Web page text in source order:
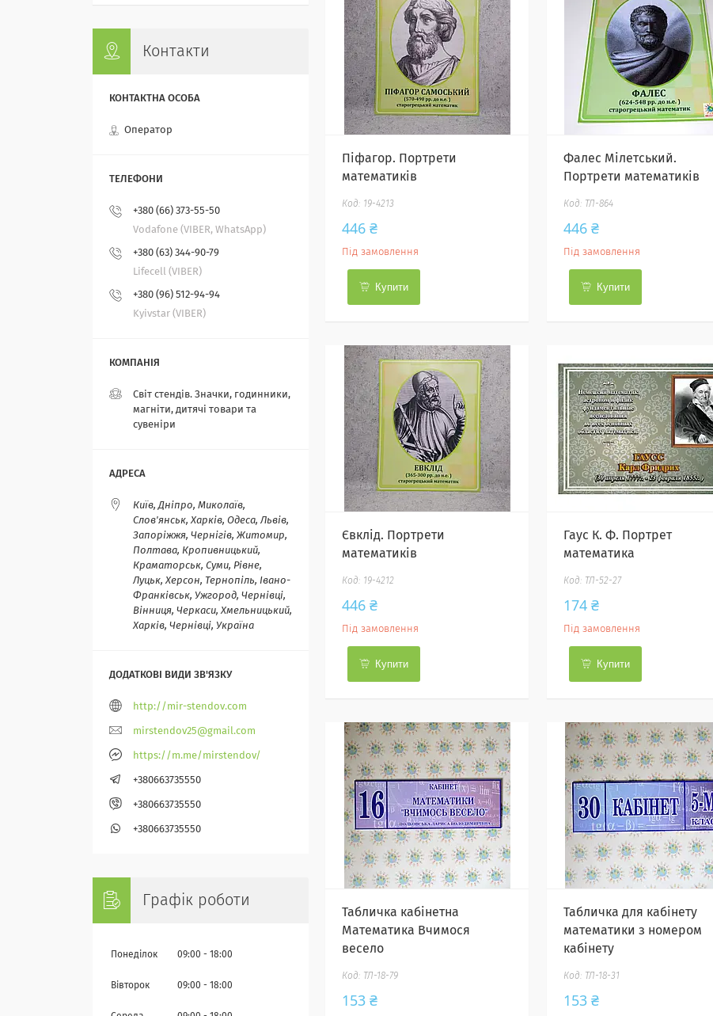
Піфагор. Портрети
математиків
19-4213
446 ₴
Під замовлення
Купити
Фалес Мілетський.
Портрети математиків
ТЛ-864
446 ₴
Під замовлення
Купити
Євклід. Портрети
математиків
19-4212
446 ₴
Під замовлення
Купити
Гаус К. Ф. Портрет
математика
ТЛ-52-27
174 ₴
Під замовлення
Купити
Табличка кабінетна
Математика Вчимося
весело
ТЛ-18-79
153 ₴
Табличка для кабінету
математики з номером
кабінету
ТЛ-18-31
153 ₴
Контакти
Оператор
+380 (66) 373-55-50
Vodafone (VIBER, WhatsApp)
+380 (63) 344-90-79
Lifecell (VIBER)
+380 (96) 512-94-94
Kyivstar (VIBER)
Світ стендів. Значки, годинники,
магніти, дитячі товари та
сувеніри
Київ, Дніпро, Миколаїв,
Слов'янськ, Харків, Одеса, Львів,
Запоріжжя, Чернігів, Житомир,
Полтава, Кропивницький,
Краматорськ, Суми, Рівне,
Луцьк, Херсон, Тернопіль, Івано-
Франківськ, Ужгород, Чернівці,
Вінниця, Черкаси, Хмельницький,
Харків, Чернівці, Україна
http://mir-stendov.com
mirstendov25@gmail.com
https://m.me/mirstendov/
+380663735550
+380663735550
+380663735550
Графік роботи
Понеділок 09:00 18:00
Вівторок 09:00 18:00